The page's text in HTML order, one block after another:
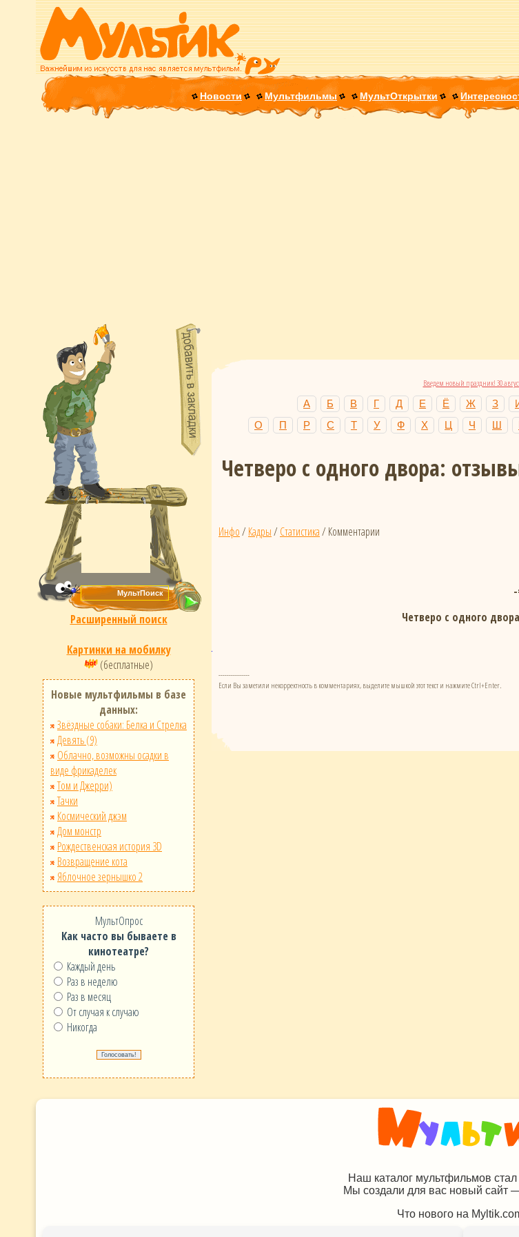
Новости Мультфильмы МультОткрытки
Расширенный поиск
Картинки на мобилку
(бесплатные)
Новые мультфильмы в базе
данных:
Звёздные собаки: Белка и Стрелка
Девять (9)
Облачно, возможны осадки в
виде фрикаделек
Том и Джерри)
Тачки
Космический джэм
Дом монстр
Рождественская история 3D
Возвращение кота
Яблочное зернышко 2
МультОпрос
Как часто вы бываете в
кинотеатре?
Каждый день
Раз в неделю
Раз в месяц
От случая к случаю
Никогда
Введем новый праздник! 30
А Б В Г Д Е Ё Ж З
О
П Р С Т У Ф Х Ц Ч Ш
Четверо с одного двора:
Инфо/ Кадры/ Статистика/ Комментарии
Четверо с одного
---------------
Если Вы заметили некорректность в комментариях, выделите мышкой этот текст и нажмите Ctrl+Enter.
Наш каталог мультфильмов
Мы создали для вас новый сайт
Что нового на